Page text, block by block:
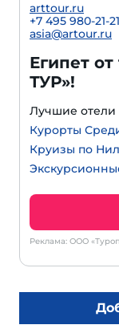
arttour.ru
+7 495 980-21-21
asia@artour.ru
Египет
ТУР»!
Лучшие отели
Курорты
Круизы по
Реклама: ООО